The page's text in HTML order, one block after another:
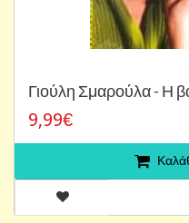
Γιούλη Σμαρούλα - Η
9,99€